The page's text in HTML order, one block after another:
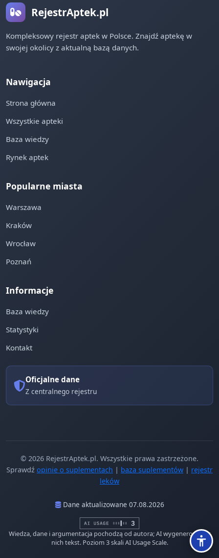
RejestrAptek.pl
Kompleksowy rejestr aptek w Polsce. Znajdź aptekę w
swojej okolicy z aktualną bazą danych.
Nawigacja
Strona główna
Wszystkie apteki
Baza wiedzy
Rynek aptek
Popularne miasta
Warszawa
Kraków
Wrocław
Poznań
Informacje
Baza wiedzy
Statystyki
Kontakt
Oficjalne dane
Z centralnego rejestru
© 2026 RejestrAptek.pl. Wszystkie prawa zastrzeżone.
Sprawdź opinie o suplementach | baza suplementów | rejestr
leków
Dane aktualizowane 07.08.2026
Wiedza, dane i argumentacja pochodzą od autora; AI wygenerowało z
nich tekst. Poziom 3 skali AI Usage Scale.